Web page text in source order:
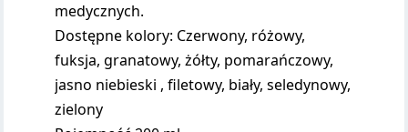
medycznych.
Dostępne kolory: Czerwony, różowy,
fuksja, granatowy, żółty, pomarańczowy,
jasno niebieski , filetowy, biały, seledynowy,
zielony